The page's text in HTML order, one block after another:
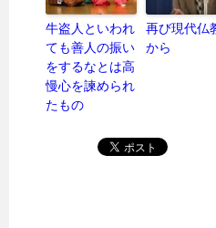
牛盗人といわれ
ても善人の振い
をするなとは高
慢心を諫められ
たもの
再び現代仏
から